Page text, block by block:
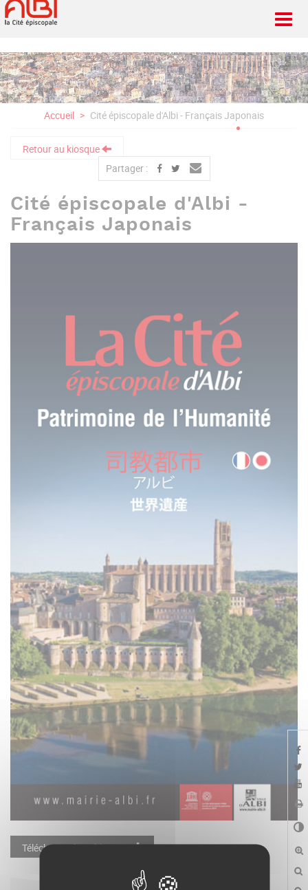
Aller
au
Accueil Cité épiscopale d'Albi - Français Japonais
Retour au kiosque
Partager :
Cité épiscopale d'Albi -
Français Japonais
Télécharger la publication